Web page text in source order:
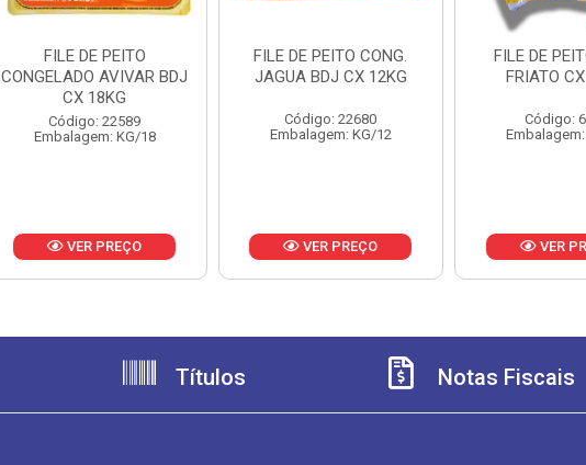
FILE DE PEITO
CONGELADO AVIVAR BDJ
CX 18KG
Código: 22589
Embalagem: KG/18
VER PREÇO
FILE DE PEITO CONG.
JAGUA BDJ CX 12KG
Código: 22680
Embalagem: KG/12
VER PREÇO
FILE DE
FRIATO
Código:
VER
Títulos Notas Fiscais